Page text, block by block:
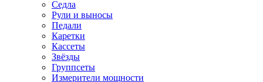
Седла
Рули и выносы
Педали
Каретки
Кассеты
Звёзды
Группсеты
Измерители мощности